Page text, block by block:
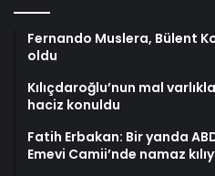
Fernando Muslera, Bülent
oldu
Kılıçdaroğlu’nun mal
haciz konuldu
Fatih Erbakan: Bir yanda
Emevi Camii’nde namaz